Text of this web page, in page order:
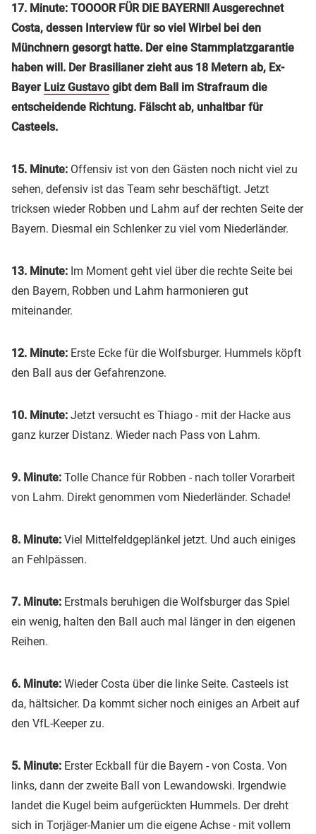
17. Minute: TOOOOR FÜR DIE BAYERN!! Ausgerechnet
Costa, dessen Interview für so viel Wirbel bei den
Münchnern gesorgt hatte. Der eine Stammplatzgarantie
haben will. Der Brasilianer zieht aus 18 Metern ab, Ex-
Bayer Luiz Gustavo gibt dem Ball im Strafraum die
entscheidende Richtung. Fälscht ab, unhaltbar für
Casteels.
15. Minute: Offensiv ist von den Gästen noch nicht viel zu
sehen, defensiv ist das Team sehr beschäftigt. Jetzt
tricksen wieder Robben und Lahm auf der rechten Seite der
Bayern. Diesmal ein Schlenker zu viel vom Niederländer.
13. Minute: Im Moment geht viel über die rechte Seite bei
den Bayern, Robben und Lahm harmonieren gut
miteinander.
12. Minute: Erste Ecke für die Wolfsburger. Hummels köpft
den Ball aus der Gefahrenzone.
10. Minute: Jetzt versucht es Thiago - mit der Hacke aus
ganz kurzer Distanz. Wieder nach Pass von Lahm.
9. Minute: Tolle Chance für Robben - nach toller Vorarbeit
von Lahm. Direkt genommen vom Niederländer. Schade!
8. Minute: Viel Mittelfeldgeplänkel jetzt. Und auch einiges
an Fehlpässen.
7. Minute: Erstmals beruhigen die Wolfsburger das Spiel
ein wenig, halten den Ball auch mal länger in den eigenen
Reihen.
6. Minute: Wieder Costa über die linke Seite. Casteels ist
da, hältsicher. Da kommt sicher noch einiges an Arbeit auf
den VfL-Keeper zu.
5. Minute: Erster Eckball für die Bayern - von Costa. Von
links, dann der zweite Ball von Lewandowski. Irgendwie
landet die Kugel beim aufgerückten Hummels. Der dreht
sich in Torjäger-Manier um die eigene Achse - mit vollem